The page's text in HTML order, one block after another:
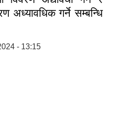
अध्यावधिक गर्ने सम्बन्धि
- 13:15